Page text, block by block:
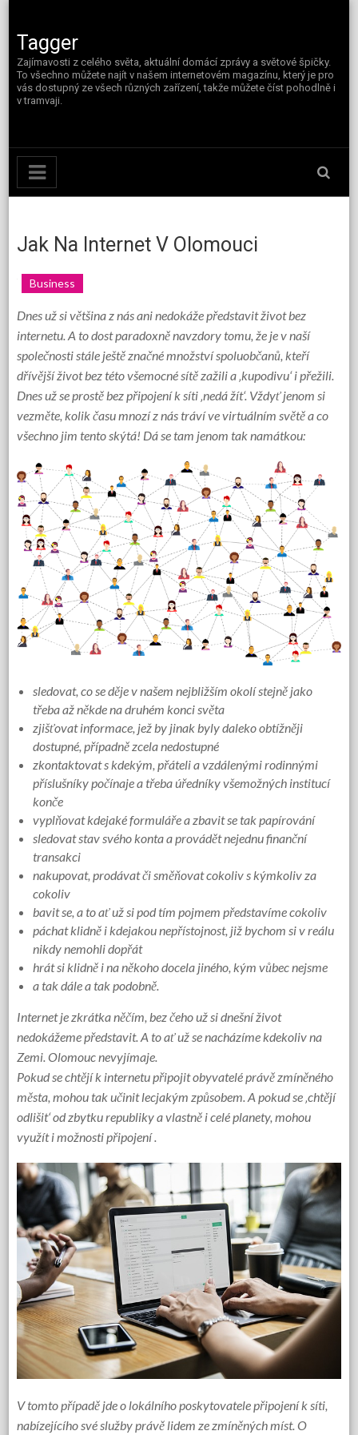
content
Tagger
Zajímavosti z celého světa, aktuální domácí zprávy a světové špičky.
To všechno můžete najít v našem internetovém magazínu, který je pro
vás dostupný ze všech různých zařízení, takže můžete číst pohodlně i
v tramvaji.
Jak Na Internet V Olomouci
Business
Dnes už si většina z nás ani nedokáže představit život bez
internetu. A to dost paradoxně navzdory tomu, že je v naší
společnosti stále ještě značné množství spoluobčanů, kteří
dřívější život bez této všemocné sítě zažili a ‚kupodivu‘ i přežili.
Dnes už se prostě bez připojení k síti ‚nedá žít‘. Vždyť jenom si
vezměte, kolik času mnozí z nás tráví ve virtuálním světě a co
všechno jim tento skýtá! Dá se tam jenom tak namátkou:
sledovat, co se děje v našem nejbližším okolí stejně jako
třeba až někde na druhém konci světa
zjišťovat informace, jež by jinak byly daleko obtížněji
dostupné, případně zcela nedostupné
zkontaktovat s kdekým, přáteli a vzdálenými rodinnými
příslušníky počínaje a třeba úředníky všemožných institucí
konče
vyplňovat kdejaké formuláře a zbavit se tak papírování
sledovat stav svého konta a provádět nejednu finanční
transakci
nakupovat, prodávat či směňovat cokoliv s kýmkoliv za
cokoliv
bavit se, a to ať už si pod tím pojmem představíme cokoliv
páchat klidně i kdejakou nepřístojnost, již bychom si v reálu
nikdy nemohli dopřát
hrát si klidně i na někoho docela jiného, kým vůbec nejsme
a tak dále a tak podobně.
Internet je zkrátka něčím, bez čeho už si dnešní život
nedokážeme představit. A to ať už se nacházíme kdekoliv na
Zemi. Olomouc nevyjímaje.
Pokud se chtějí k internetu připojit obyvatelé právě zmíněného
města, mohou tak učinit lecjakým způsobem. A pokud se ‚chtějí
odlišit‘ od zbytku republiky a vlastně i celé planety, mohou
využít i možnosti připojení.
V tomto případě jde o lokálního poskytovatele připojení k síti,
nabízejícího své služby právě lidem ze zmíněných míst. O